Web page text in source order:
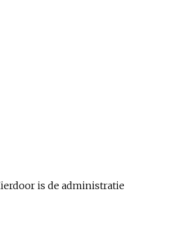
is de administratie